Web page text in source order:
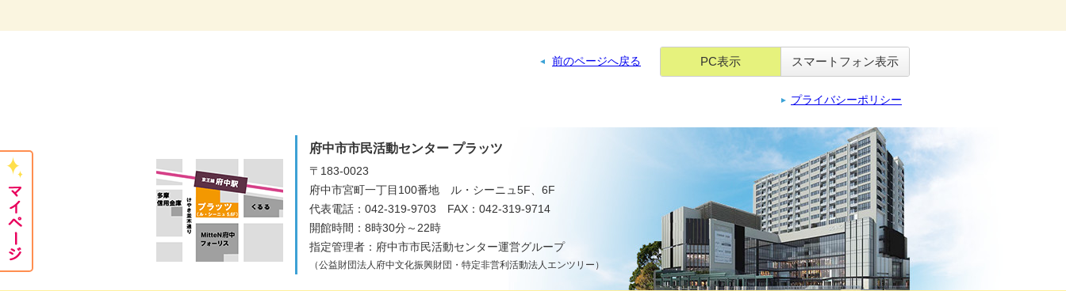
前のページへ戻る PC表示 スマートフォン表示
プライバシーポリシー
府中市市民活動センター プラッツ
〒183-0023
府中市宮町一丁目100番地 ル・シーニュ5F、6F
代表電話：042-319-9703
FAX：042-319-9714
開館時間：8時30分～22時
指定管理者：府中市市民活動センター運営グループ
（公益財団法人府中文化振興財団・特定非営利活動法人エンツリー）